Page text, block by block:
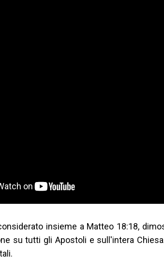
insieme a Matteo 18:18,
su tutti gli Apostoli e sull'intera